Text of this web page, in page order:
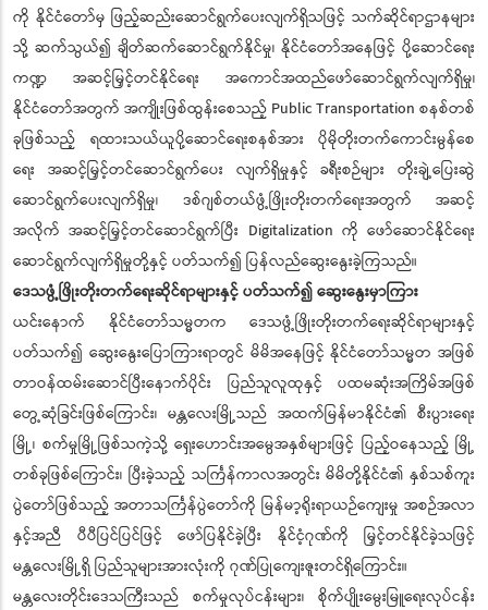
ကို နိုင်ငံတော်မှ ဖြည့်ဆည်းဆောင်ရွက်ပေးလျက်ရှိသဖြင့် သက်ဆိုင်ရာဌာနများ
သို့ ဆက်သွယ်၍ ချိတ်ဆက်ဆောင်ရွက်နိုင်မှု၊ နိုင်ငံတော်အနေဖြင့် ပို့ဆောင်ရေး
ကဏ္ဍ အဆင့်မြှင့်တင်နိုင်ရေး အကောင်အထည်ဖော်ဆောင်ရွက်လျက်ရှိမှု၊
နိုင်ငံတော်အတွက် အကျိုးဖြစ်ထွန်းစေသည့် Public Transportation စနစ်တစ်
ခုဖြစ်သည့် ရထားသယ်ယူပို့ဆောင်ရေးစနစ်အား ပိုမိုတိုးတက်ကောင်းမွန်စေ
ရေး အဆင့်မြှင့်တင်ဆောင်ရွက်ပေး လျက်ရှိမှုနှင့် ခရီးစဉ်များ တိုးချဲ့ပြေးဆွဲ
ဆောင်ရွက်ပေးလျက်ရှိမှု၊ ဒစ်ဂျစ်တယ်ဖွံ့ဖြိုးတိုးတက်ရေးအတွက် အဆင့်
အလိုက် အဆင့်မြှင့်တင်ဆောင်ရွက်ပြီး Digitalization ကို ဖော်ဆောင်နိုင်ရေး
ဆောင်ရွက်လျက်ရှိမှုတို့နှင့် ပတ်သက်၍ ပြန်လည်ဆွေးနွေးခဲ့ကြသည်။
ဒေသဖွံ့ဖြိုးတိုးတက်ရေးဆိုင်ရာများနှင့် ပတ်သက်၍ ဆွေးနွေးမှာကြား
ယင်းနောက် နိုင်ငံတော်သမ္မတက ဒေသဖွံ့ဖြိုးတိုးတက်ရေးဆိုင်ရာများနှင့်
ပတ်သက်၍ ဆွေးနွေးပြောကြားရာတွင် မိမိအနေဖြင့် နိုင်ငံတော်သမ္မတ အဖြစ်
တာဝန်ထမ်းဆောင်ပြီးနောက်ပိုင်း ပြည်သူလူထုနှင့် ပထမဆုံးအကြိမ်အဖြစ်
တွေ့ဆုံခြင်းဖြစ်ကြောင်း၊ မန္တလေးမြို့သည် အထက်မြန်မာနိုင်ငံ၏ စီးပွားရေး
မြို့၊ စက်မှုမြို့ဖြစ်သကဲ့သို့ ရှေးဟောင်းအမွေအနှစ်များဖြင့် ပြည့်ဝနေသည့် မြို့
တစ်ခုဖြစ်ကြောင်း၊ ပြီးခဲ့သည့် သင်္ကြန်ကာလအတွင်း မိမိတို့နိုင်ငံ၏ နှစ်သစ်ကူး
ပွဲတော်ဖြစ်သည့် အတာသင်္ကြန်ပွဲတော်ကို မြန်မာ့ရိုးရာယဉ်ကျေးမှု အစဉ်အလာ
နှင့်အညီ ပီပီပြင်ပြင်ဖြင့် ဖော်ပြနိုင်ခဲ့ပြီး နိုင်ငံ့ဂုဏ်ကို မြှင့်တင်နိုင်ခဲ့သဖြင့်
မန္တလေးမြို့ရှိ ပြည်သူများအားလုံးကို ဂုဏ်ပြုကျေးဇူးတင်ရှိကြောင်း။
မန္တလေးတိုင်းဒေသကြီးသည် စက်မှုလုပ်ငန်းများ၊ စိုက်ပျိုးမွေးမြူရေးလုပ်ငန်း